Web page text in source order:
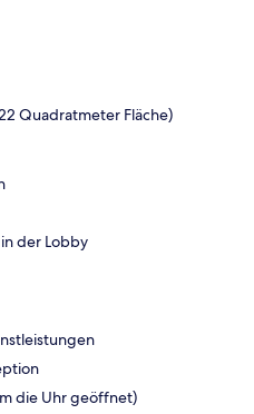
Quadratmeter Fläche)
der Lobby
die Uhr geöffnet)